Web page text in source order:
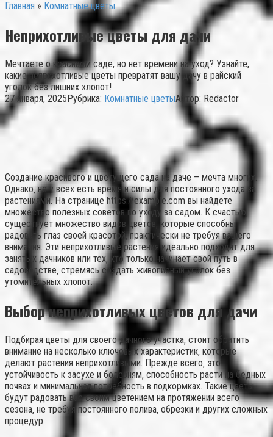
Главная » Комнатные цветы
Неприхотливые цветы для дачи
Мечтаете о красивом саде, но нет времени на уход? Узнайте,
какие неприхотливые цветы превратят вашу дачу в райский
уголок без лишних хлопот!
27 января, 2025Рубрика: Комнатные цветыАвтор: Redactor
Создание красивого и цветущего сада на даче – мечта многих.
Однако‚ не у всех есть время и силы для постоянного ухода за
растениями. На странице https://example.com вы найдете
множество полезных советов по уходу за садом. К счастью‚
существует множество видов цветов‚ которые способны
радовать глаз своей красотой‚ практически не требуя вашего
внимания. Эти неприхотливые растения идеально подходят для
занятых дачников или тех‚ кто только начинает свой путь в
садоводстве‚ стремясь создать живописный уголок без
утомительных хлопот.
Выбор неприхотливых цветов для дачи
Подбирая цветы для своего дачного участка‚ стоит обратить
внимание на несколько ключевых характеристик‚ которые
делают растения неприхотливыми. Прежде всего‚ это
устойчивость к засухе и болезням‚ способность расти на бедных
почвах и минимальная потребность в подкормках. Такие цветы
будут радовать вас своим цветением на протяжении всего
сезона‚ не требуя постоянного полива‚ обрезки и других сложных
процедур.